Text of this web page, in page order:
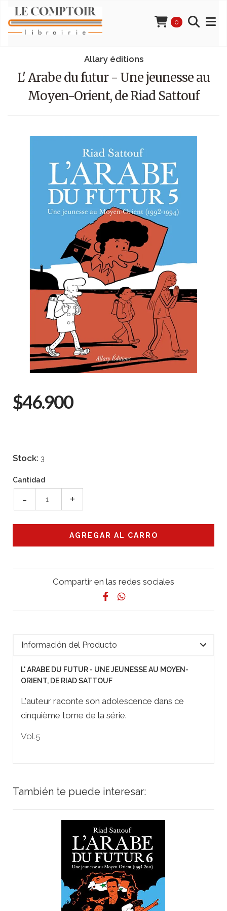
0
Allary éditions
L' Arabe du futur - Une jeunesse au
Moyen-Orient, de Riad Sattouf
$46.900
Stock: 3
Cantidad
- +
Compartir en las redes sociales
Información del Producto
L' ARABE DU FUTUR - UNE JEUNESSE AU MOYEN-
ORIENT, DE RIAD SATTOUF
L'auteur raconte son adolescence dans ce
cinquième tome de la série.
Vol.5
También te puede interesar: